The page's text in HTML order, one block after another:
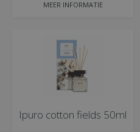
MEER INFORMATIE
Ipuro cotton fields 50ml